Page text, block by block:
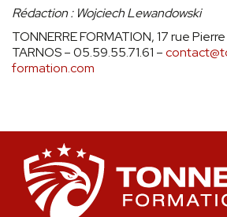
Rédaction : Wojciech Lewandowski
TONNERRE FORMATION, 17 rue
TARNOS – 05.59.55.71.61 –
formation.com